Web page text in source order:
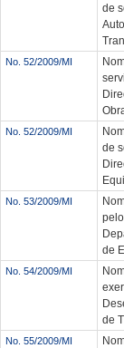
de
No. 52/2009/MI
No. 52/2009/MI
de
No. 53/2009/MI
de
No. 54/2009/MI
de
No. 55/2009/MI